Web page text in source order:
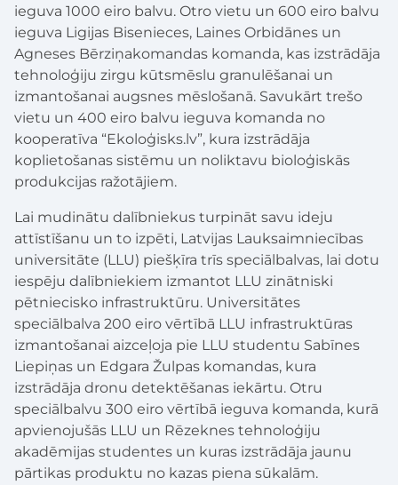
ieguva 1000 eiro balvu. Otro vietu un 600 eiro balvu
ieguva Ligijas Bisenieces, Laines Orbidānes un
Agneses Bērziņakomandas komanda, kas izstrādāja
tehnoloģiju zirgu kūtsmēslu granulēšanai un
izmantošanai augsnes mēslošanā. Savukārt trešo
vietu un 400 eiro balvu ieguva komanda no
kooperatīva “Ekoloģisks.lv”, kura izstrādāja
koplietošanas sistēmu un noliktavu bioloģiskās
produkcijas ražotājiem.
Lai mudinātu dalībniekus turpināt savu ideju
attīstīšanu un to izpēti, Latvijas Lauksaimniecības
universitāte (LLU) piešķīra trīs speciālbalvas, lai dotu
iespēju dalībniekiem izmantot LLU zinātniski
pētniecisko infrastruktūru. Universitātes
speciālbalva 200 eiro vērtībā LLU infrastruktūras
izmantošanai aizceļoja pie LLU studentu Sabīnes
Liepiņas un Edgara Žulpas komandas, kura
izstrādāja dronu detektēšanas iekārtu. Otru
speciālbalvu 300 eiro vērtībā ieguva komanda, kurā
apvienojušās LLU un Rēzeknes tehnoloģiju
akadēmijas studentes un kuras izstrādāja jaunu
pārtikas produktu no kazas piena sūkalām.